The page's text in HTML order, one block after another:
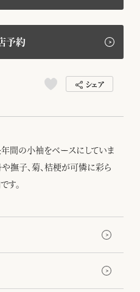
予約
シェア
間の小袖をベースにしていま
撫子、菊、桔梗が可憐に彩ら
す。